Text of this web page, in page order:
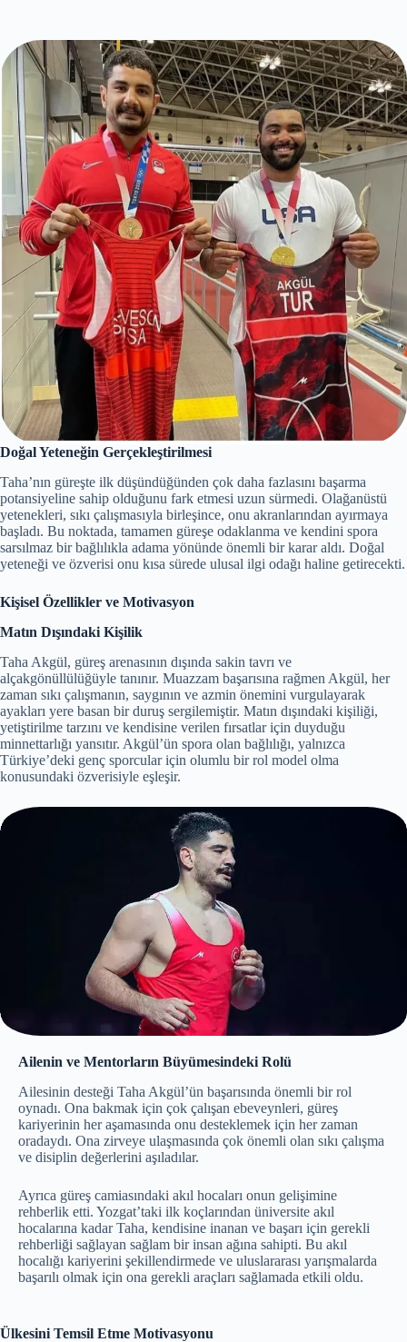
Doğal Yeteneğin Gerçekleştirilmesi
Taha’nın güreşte ilk düşündüğünden çok daha fazlasını başarma
potansiyeline sahip olduğunu fark etmesi uzun sürmedi. Olağanüstü
yetenekleri, sıkı çalışmasıyla birleşince, onu akranlarından ayırmaya
başladı. Bu noktada, tamamen güreşe odaklanma ve kendini spora
sarsılmaz bir bağlılıkla adama yönünde önemli bir karar aldı. Doğal
yeteneği ve özverisi onu kısa sürede ulusal ilgi odağı haline getirecekti.
Kişisel Özellikler ve Motivasyon
Matın Dışındaki Kişilik
Taha Akgül, güreş arenasının dışında sakin tavrı ve
alçakgönüllülüğüyle tanınır. Muazzam başarısına rağmen Akgül, her
zaman sıkı çalışmanın, saygının ve azmin önemini vurgulayarak
ayakları yere basan bir duruş sergilemiştir. Matın dışındaki kişiliği,
yetiştirilme tarzını ve kendisine verilen fırsatlar için duyduğu
minnettarlığı yansıtır. Akgül’ün spora olan bağlılığı, yalnızca
Türkiye’deki genç sporcular için olumlu bir rol model olma
konusundaki özverisiyle eşleşir.
Ailenin ve Mentorların Büyümesindeki Rolü
Ailesinin desteği Taha Akgül’ün başarısında önemli bir rol
oynadı. Ona bakmak için çok çalışan ebeveynleri, güreş
kariyerinin her aşamasında onu desteklemek için her zaman
oradaydı. Ona zirveye ulaşmasında çok önemli olan sıkı çalışma
ve disiplin değerlerini aşıladılar.
Ayrıca güreş camiasındaki akıl hocaları onun gelişimine
rehberlik etti. Yozgat’taki ilk koçlarından üniversite akıl
hocalarına kadar Taha, kendisine inanan ve başarı için gerekli
rehberliği sağlayan sağlam bir insan ağına sahipti. Bu akıl
hocalığı kariyerini şekillendirmede ve uluslararası yarışmalarda
başarılı olmak için ona gerekli araçları sağlamada etkili oldu.
Ülkesini Temsil Etme Motivasyonu